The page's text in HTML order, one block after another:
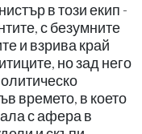
в този екип -
с безумните
и взрива край
но зад него
времето, в което
с афера в